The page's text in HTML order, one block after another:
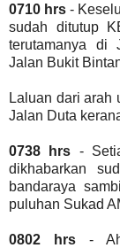
0710 hrs -
sudah ditutup
terutamanya di
Jalan Bukit
Laluan dari arah
Jalan Duta
0738 hrs -
dikhabarkan
bandaraya
puluhan Sukad
0802 hrs-